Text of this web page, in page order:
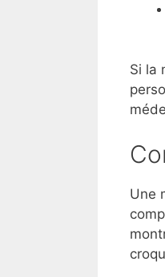
Si la
Une